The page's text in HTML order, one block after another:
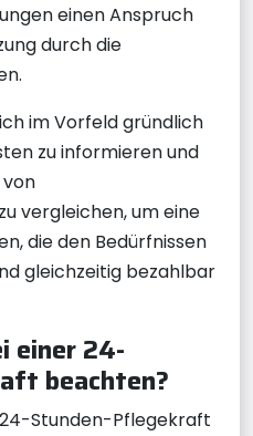
einen Anspruch
durch die
im Vorfeld gründlich
zu informieren und
vergleichen, um eine
die den Bedürfnissen
gleichzeitig bezahlbar
einer 24-
beachten?
Stunden-Pflegekraft